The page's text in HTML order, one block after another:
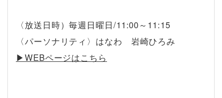
〈放送日時）毎週日曜日/11:00～11:15
〈パーソナリティ〉はなわ 岩崎ひろみ
▶︎WEBページはこちら